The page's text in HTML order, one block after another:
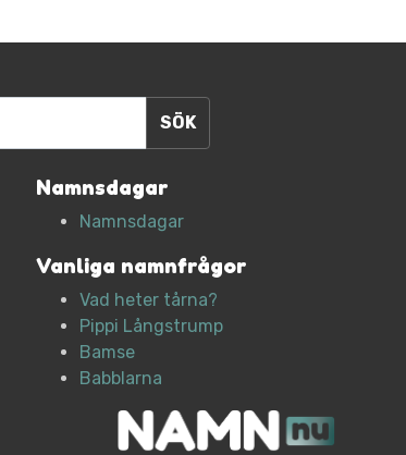
Namnsdagar
Namnsdagar
Vanliga namnfrågor
Vad heter tårna?
Pippi Långstrump
Bamse
Babblarna